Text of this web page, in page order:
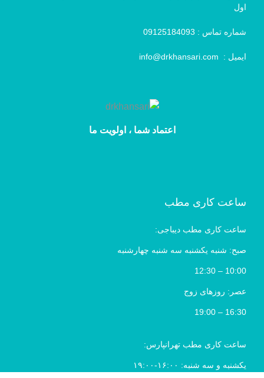
اول
شماره تماس :
ایمیل : info@drkhansari.com
اعتماد شما ، اولویت ما
ساعت کاری مطب
ساعت کاری مطب دیباجی:
صبح: شنبه یکشنبه سه شنبه چهارشنبه
10:00 – 12:30
عصر: روزهای زوج
16:30 – 19:00
ساعت کاری مطب تهرانپارس:
یکشنبه و سه شنبه: ۱۶:۰۰-۱۹:۰۰